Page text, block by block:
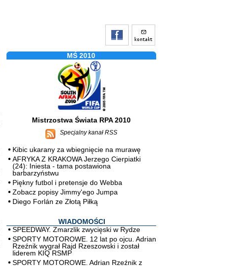
MŚ 2010
Mistrzostwa Świata RPA 2010
Specjalny kanał RSS
Kibic ukarany za wbiegnięcie na murawę
AFRYKA Z KRAKOWA Jerzego Cierpiatki
(24): Iniesta - tama postawiona
barbarzyństwu
Piękny futbol i pretensje do Webba
Zobacz popisy Jimmy'ego Jumpa
Diego Forlán ze Złotą Piłką
WIADOMOŚCI
SPEEDWAY. Zmarzlik zwycięski w Rydze
SPORTY MOTOROWE. 12 lat po ojcu. Adrian
Rzeźnik wygrał Rajd Rzeszowski i został
liderem KIQ RSMP
SPORTY MOTOROWE. Adrian Rzeźnik z